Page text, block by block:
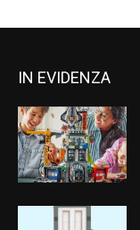
IN EVIDENZA